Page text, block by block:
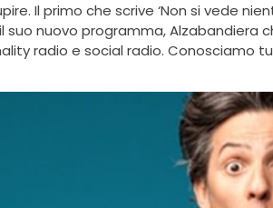
Il primo che scrive ‘Non si vede
suo nuovo programma, Alzabandiera
radio e social radio. Conosciamo